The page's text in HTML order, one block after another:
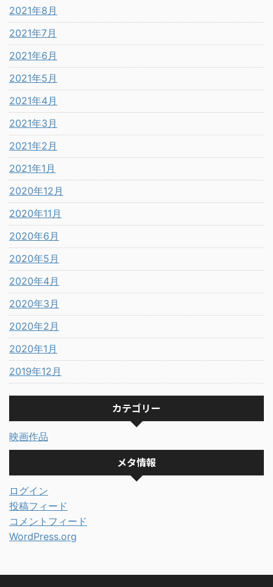
2021年8月
2021年7月
2021年6月
2021年5月
2021年4月
2021年3月
2021年2月
2021年1月
2020年12月
2020年11月
2020年6月
2020年5月
2020年4月
2020年3月
2020年2月
2020年1月
2019年12月
カテゴリー
映画作品
メタ情報
ログイン
投稿フィード
コメントフィード
WordPress.org